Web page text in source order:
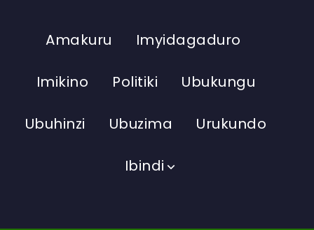
Amakuru Imyidagaduro
Imikino Politiki Ubukungu
Ubuhinzi Ubuzima Urukundo
Ibindi